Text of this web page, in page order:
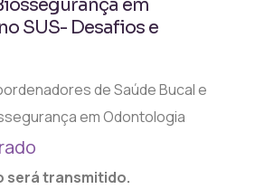
em
SUS- Desafios e
de Saúde Bucal e
em Odontologia
será transmitido.